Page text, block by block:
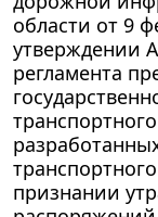
области от 9
утверждении
регламента
признании